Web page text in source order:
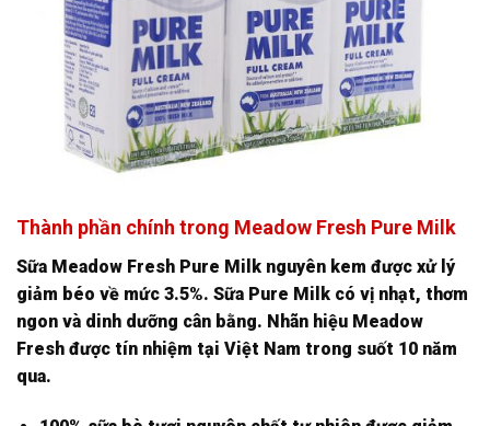
Thành phần chính trong Meadow Fresh Pure Milk
Sữa Meadow Fresh Pure Milk nguyên kem được xử lý
giảm béo về mức 3.5%. Sữa Pure Milk có vị nhạt, thơm
ngon và dinh dưỡng cân bằng. Nhãn hiệu Meadow
Fresh được tín nhiệm tại Việt Nam trong suốt 10 năm
qua.